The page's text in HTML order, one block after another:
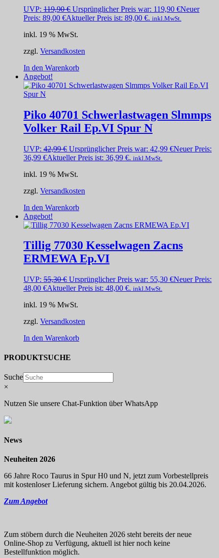
UVP: 119,90€ Ursprünglicher Preis war: 119,90 €Neuer
Preis: 89,00 €Aktueller Preis ist: 89,00 €. inkl.MwSt.
inkl. 19 % MwSt.
zzgl. Versandkosten
In den Warenkorb
Angebot!
Piko 40701 Schwerlastwagen Slmmps
Volker Rail Ep.VI Spur N
UVP: 42,99€ Ursprünglicher Preis war: 42,99 €Neuer Preis:
36,99 €Aktueller Preis ist: 36,99 €. inkl.MwSt.
inkl. 19 % MwSt.
zzgl. Versandkosten
In den Warenkorb
Angebot!
Tillig 77030 Kesselwagen Zacns
ERMEWA Ep.VI
UVP: 55,30€ Ursprünglicher Preis war: 55,30 €Neuer Preis:
48,00 €Aktueller Preis ist: 48,00 €. inkl.MwSt.
inkl. 19 % MwSt.
zzgl. Versandkosten
In den Warenkorb
PRODUKTSUCHE
Suche
×
Nutzen Sie unsere Chat-Funktion über WhatsApp
News
Neuheiten 2026
66 Jahre Roco Taurus in Spur H0 und N, jetzt zum Vorbestellpreis
mit kostenloser Lieferung sichern. Angebot gültig bis 20.04.2026.
Zum Angebot
Zum stöbern durch die Neuheiten 2026 steht bereits der neue
Online-Shop zu Verfügung, aktuell ist hier noch keine
Bestellfunktion möglich.